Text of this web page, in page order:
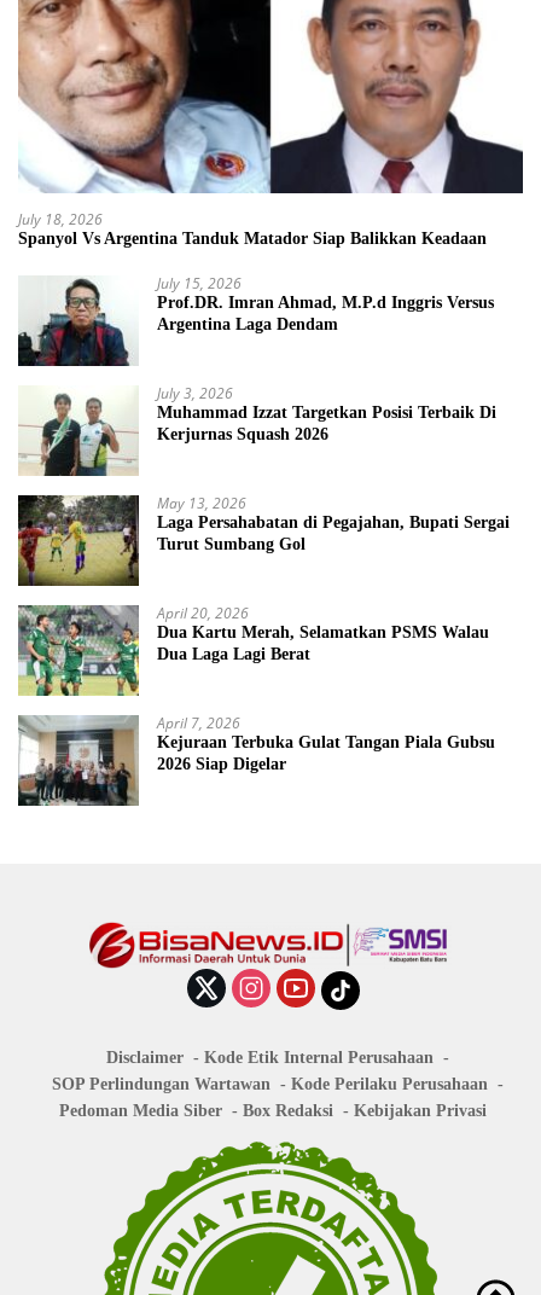
July 18, 2026
Spanyol Vs Argentina Tanduk Matador Siap Balikkan Keadaan
July 15, 2026
Prof.DR. Imran Ahmad, M.P.d Inggris Versus
Argentina Laga Dendam
July 3, 2026
Muhammad Izzat Targetkan Posisi Terbaik Di
Kerjurnas Squash 2026
May 13, 2026
Laga Persahabatan di Pegajahan, Bupati Sergai
Turut Sumbang Gol
April 20, 2026
Dua Kartu Merah, Selamatkan PSMS Walau
Dua Laga Lagi Berat
April 7, 2026
Kejuraan Terbuka Gulat Tangan Piala Gubsu
2026 Siap Digelar
Disclaimer
Kode Etik Internal Perusahaan
SOP Perlindungan Wartawan
Kode Perilaku Perusahaan
Pedoman Media Siber
Box Redaksi Kebijakan Privasi